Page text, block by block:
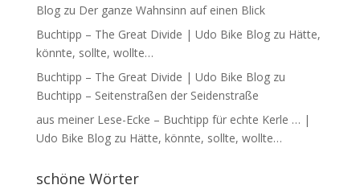
Blogzu Der ganze Wahnsinn auf einen Blick
Buchtipp – The Great Divide | Udo Bike Blogzu Hätte,
könnte, sollte, wollte…
Buchtipp – The Great Divide | Udo Bike Blogzu
Buchtipp – Seitenstraßen der Seidenstraße
aus meiner Lese-Ecke – Buchtipp für echte Kerle … |
Udo Bike Blogzu Hätte, könnte, sollte, wollte…
schöne Wörter